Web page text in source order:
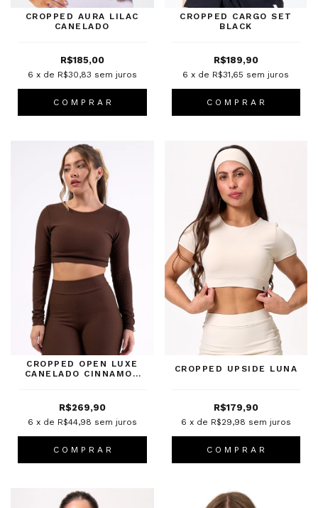
CROPPED AURA LILAC
CANELADO
R$185,00
6 x de R$30,83 sem juros
C O M P R A R
CROPPED CARGO SET
BLACK
R$189,90
6 x de R$31,65 sem juros
C O M P R A R
CROPPED OPEN LUXE
CANELADO CINNAMON
R$269,90
6 x de R$44,98 sem juros
C O M P R A R
CROPPED UPSIDE LUNA
R$179,90
6 x de R$29,98 sem juros
C O M P R A R